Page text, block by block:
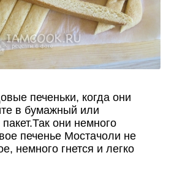
печеньки, когда они
в бумажный или
они немного
печенье Мостачоли не
немного гнется и легко